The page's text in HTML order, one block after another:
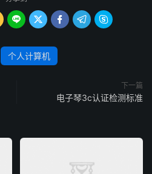
    
个人计算机
下一篇
电子琴3c认证检测标准